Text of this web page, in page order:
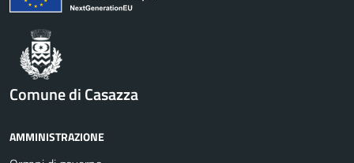
Comune di Casazza
AMMINISTRAZIONE